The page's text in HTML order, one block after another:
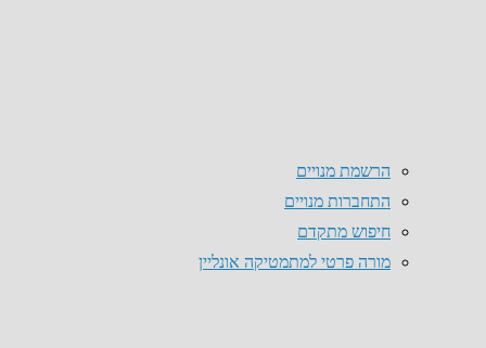
הרשמת מנויים
התחברות מנויים
חיפוש מתקדם
מורה פרטי למתמטיקה אונליין